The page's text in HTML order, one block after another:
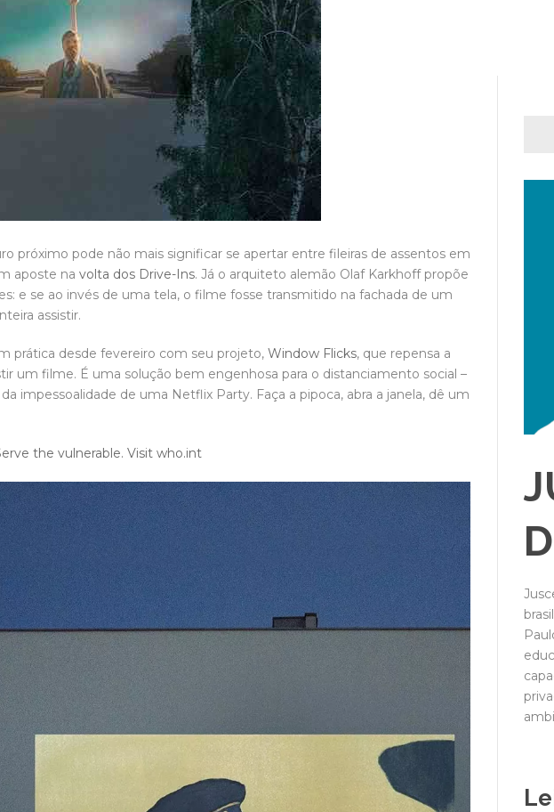
próximo pode não mais significar se apertar entre fileiras de assentos em
aposte na volta dos Drive-Ins. Já o arquiteto alemão Olaf Karkhoff propõe
e se ao invés de uma tela, o filme fosse transmitido na fachada de um
assistir.
prática desde fevereiro com seu projeto, Window Flicks, que repensa a
um filme. É uma solução bem engenhosa para o distanciamento social –
impessoalidade de uma Netflix Party. Faça a pipoca, abra a janela, dê um
the vulnerable. Visit who.int